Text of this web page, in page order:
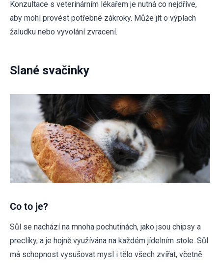
Konzultace s veterinárním lékařem je nutná co nejdříve,
aby mohl provést potřebné zákroky. Může jít o výplach
žaludku nebo vyvolání zvracení.
Slané svačinky
Co to je?
Sůl se nachází na mnoha pochutinách, jako jsou chipsy a
preclíky, a je hojně využívána na každém jídelním stole. Sůl
má schopnost vysušovat mysl i tělo všech zvířat, včetně